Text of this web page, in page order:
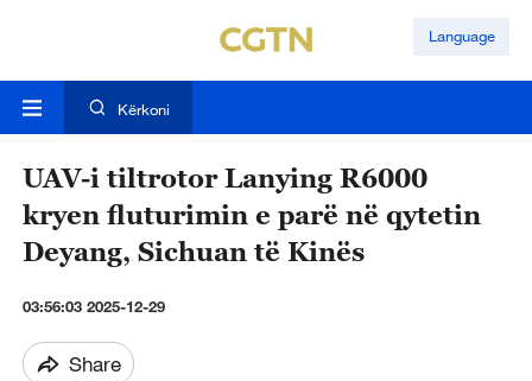
Language
Kërkoni
UAV-i tiltrotor Lanying R6000
kryen fluturimin e parë në qytetin
Deyang, Sichuan të Kinës
03:56:03 2025-12-29
Share